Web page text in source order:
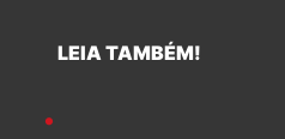
LEIA TAMBÉM!